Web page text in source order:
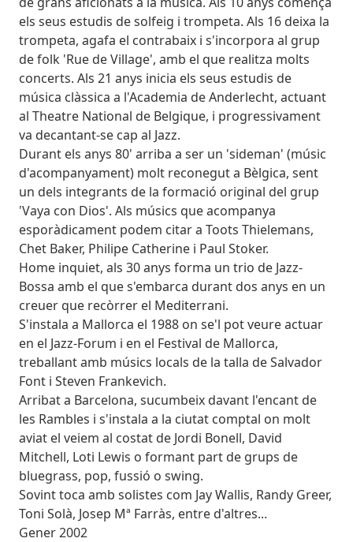
els seus estudis de solfeig i trompeta. Als 16 deixa la
trompeta, agafa el contrabaix i s'incorpora al grup
de folk 'Rue de Village', amb el que realitza molts
concerts. Als 21 anys inicia els seus estudis de
música clàssica a l'Academia de Anderlecht, actuant
al Theatre National de Belgique, i progressivament
va decantant-se cap al Jazz.
Durant els anys 80' arriba a ser un 'sideman' (músic
d'acompanyament) molt reconegut a Bèlgica, sent
un dels integrants de la formació original del grup
'Vaya con Dios'. Als músics que acompanya
esporàdicament podem citar a Toots Thielemans,
Chet Baker, Philipe Catherine i Paul Stoker.
Home inquiet, als 30 anys forma un trio de Jazz-
Bossa amb el que s'embarca durant dos anys en un
creuer que recòrrer el Mediterrani.
S'instala a Mallorca el 1988 on se'l pot veure actuar
en el Jazz-Forum i en el Festival de Mallorca,
treballant amb músics locals de la talla de Salvador
Font i Steven Frankevich.
Arribat a Barcelona, sucumbeix davant l'encant de
les Rambles i s'instala a la ciutat comptal on molt
aviat el veiem al costat de Jordi Bonell, David
Mitchell, Loti Lewis o formant part de grups de
bluegrass, pop, fussió o swing.
Sovint toca amb solistes com Jay Wallis, Randy Greer,
Toni Solà, Josep Mª Farràs, entre d'altres...
Gener 2002